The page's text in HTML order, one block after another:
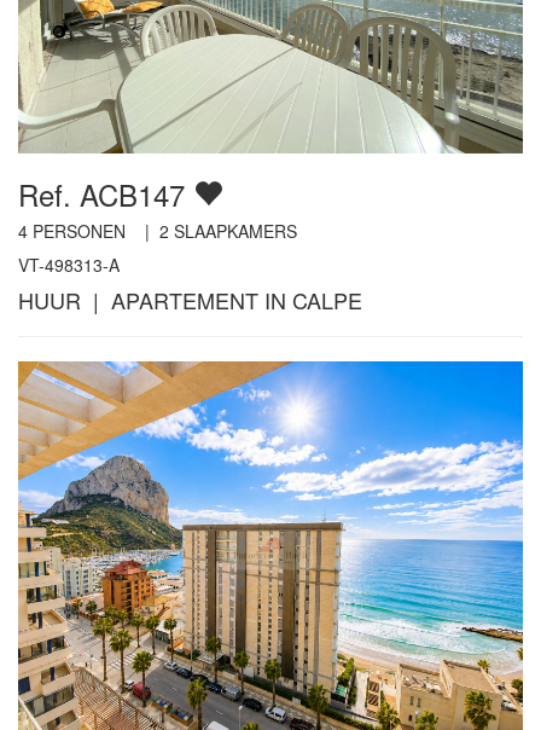
Ref. ACB147
4 PERSONEN | 2 SLAAPKAMERS
VT-498313-A
HUUR | APARTEMENT IN CALPE